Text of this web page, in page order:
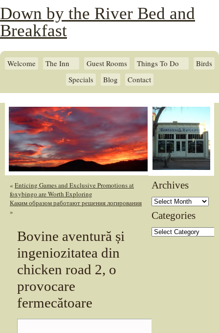
Down by the River Bed and
Breakfast
Welcome The Inn Guest Rooms Things To Do
Birds
Specials
Blog Contact
« Enticing Games and Exclusive Promotions at
foxybingo are Worth Exploring
Каким образом работают решения логирования
»
Bovine aventură și
ingeniozitatea din
chicken road 2, o
provocare
fermecătoare
Archives
Archives
Categories
Categories